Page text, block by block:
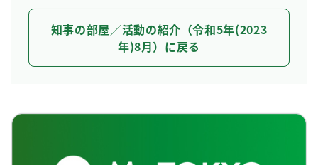
知事の部屋／活動の紹介（令和5年(2023
年)8月）に戻る